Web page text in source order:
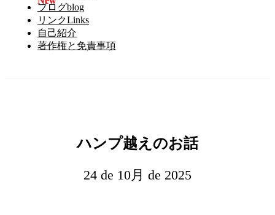
ブログblog
リンクLinks
自己紹介
著作権と免責事項
ハンプ越えのお話
24 de 10月 de 2025